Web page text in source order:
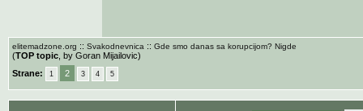
elitemadzone.org :: Svakodnevnica :: Gde smo danas sa korupcijom? Nigde
(TOP topic , by Goran Mijailovic)
Strane:
1 2 3 4 5